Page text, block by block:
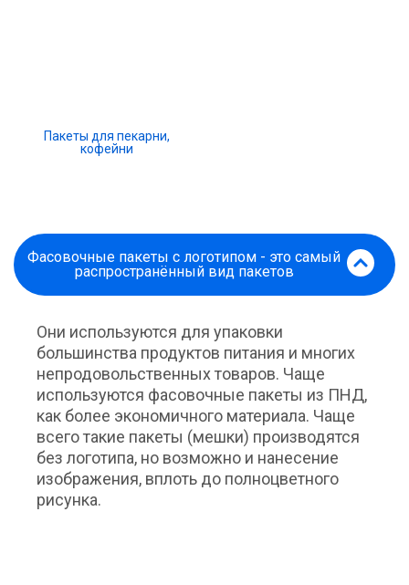
Пакеты для пекарни,
кофейни
Фасовочные пакеты с логотипом - это самый
распространённый вид пакетов
Они используются для упаковки
большинства продуктов питания и многих
непродовольственных товаров. Чаще
используются фасовочные пакеты из ПНД,
как более экономичного материала. Чаще
всего такие пакеты (мешки) производятся
без логотипа, но возможно и нанесение
изображения, вплоть до полноцветного
рисунка.